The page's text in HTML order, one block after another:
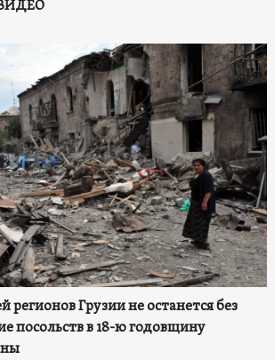
ВИДЕО
регионов Грузии не останется без
посольств в 18-ю годовщину